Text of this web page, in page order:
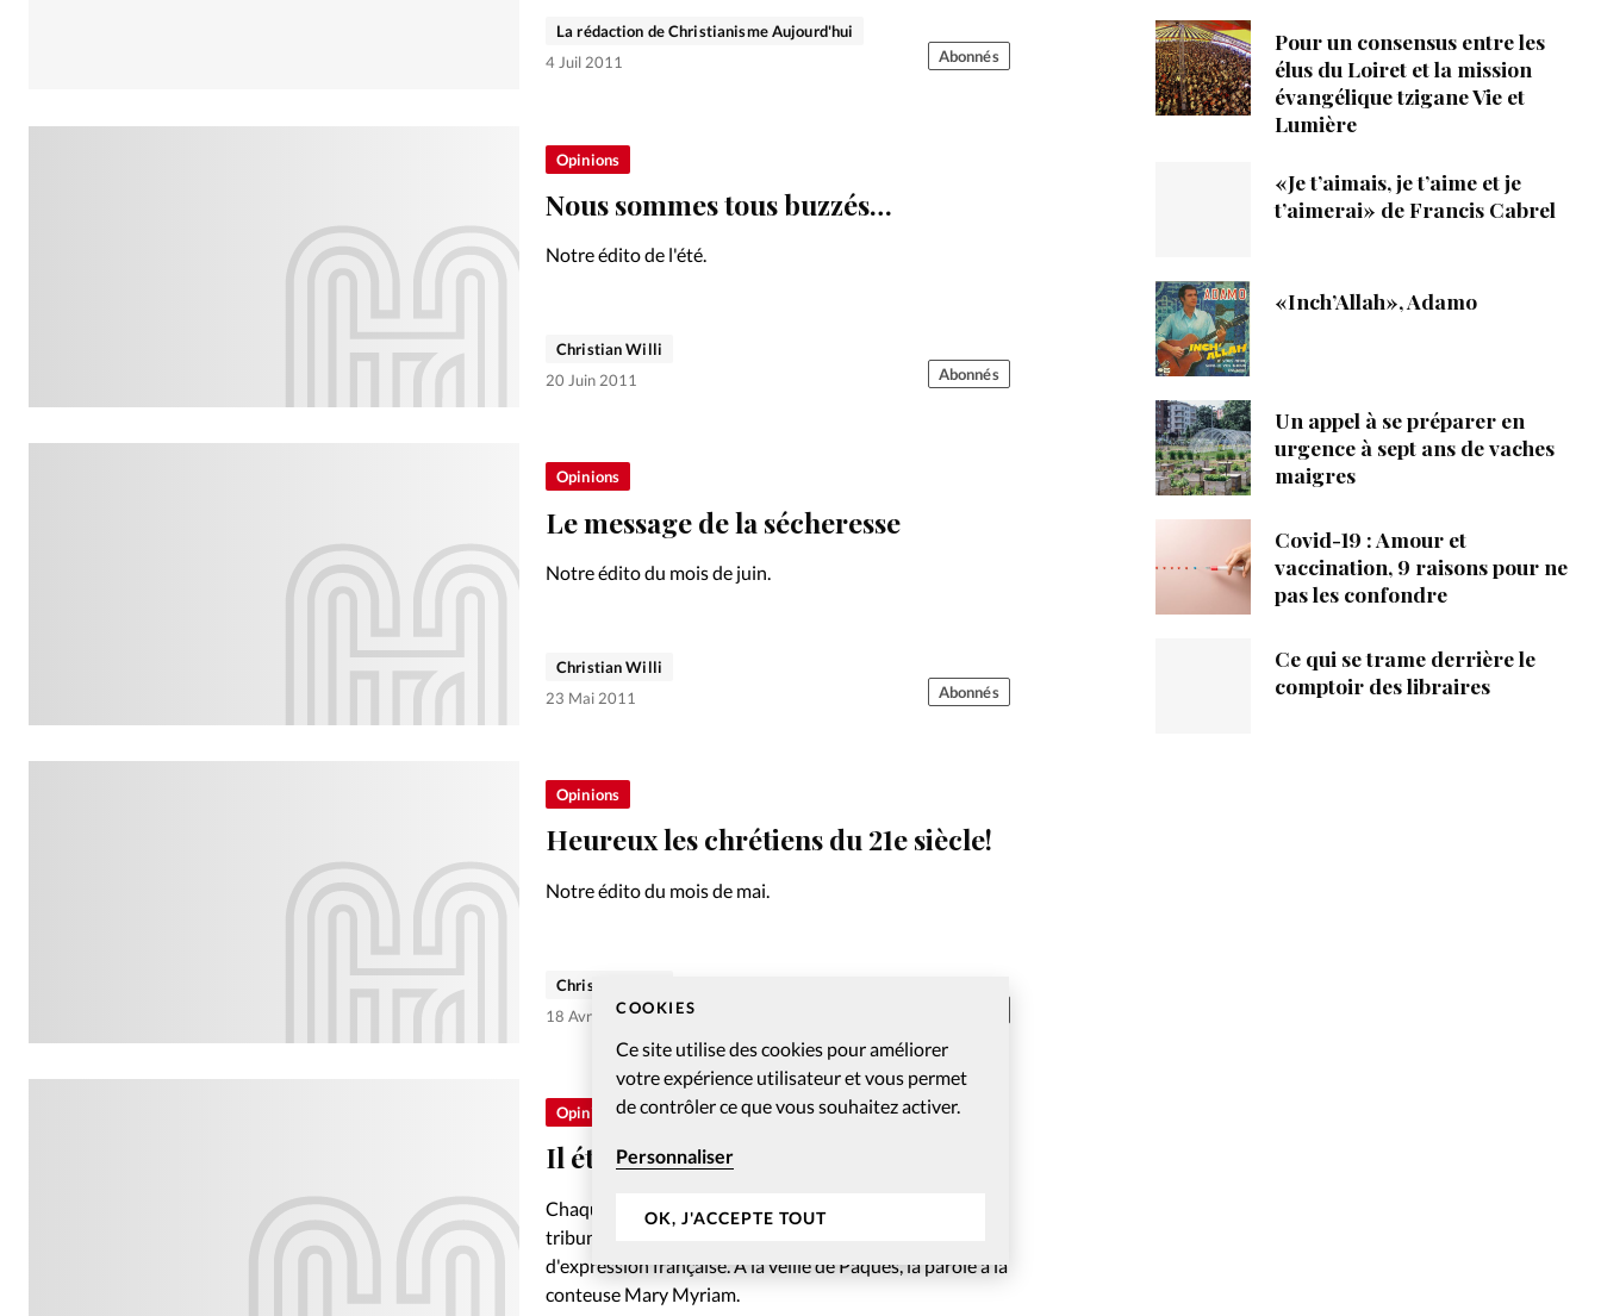
COOKIES
Ce site utilise des cookies pour améliorer
votre expérience utilisateur et vous permet
de contrôler ce que vous souhaitez activer.
Personnaliser
OK, J'ACCEPTE TOUT
responsable de Logoscom, nous livre une «parabole du
radar».
La rédaction de Christianisme Aujourd'hui
4 Juil 2011
Abonnés
Opinions
Nous sommes tous buzzés…
Notre édito de l'été.
Christian Willi
20 Juin 2011
Abonnés
Opinions
Le message de la sécheresse
Notre édito du mois de juin.
Christian Willi
23 Mai 2011
Abonnés
Opinions
Heureux les chrétiens du 21e siècle!
Notre édito du mois de mai.
Christian Willi
18 Avr 2011
Opinions
Il était une fois un crapaud…
Chaque mois, Christianisme Aujourd'hui offre une
tribune libre à un acteur du protestantisme évangélique
d'expression française. A la veille de Pâques, la parole à la
conteuse Mary Myriam.
Pour un consensus entre les
élus du Loiret et la mission
évangélique tzigane Vie et
Lumière
«Je t’aimais, je t’aime et je
t’aimerai» de Francis Cabrel
«Inch’Allah», Adamo
Un appel à se préparer en
urgence à sept ans de vaches
maigres
Covid-19 : Amour et
vaccination, 9 raisons pour ne
pas les confondre
Ce qui se trame derrière le
comptoir des libraires